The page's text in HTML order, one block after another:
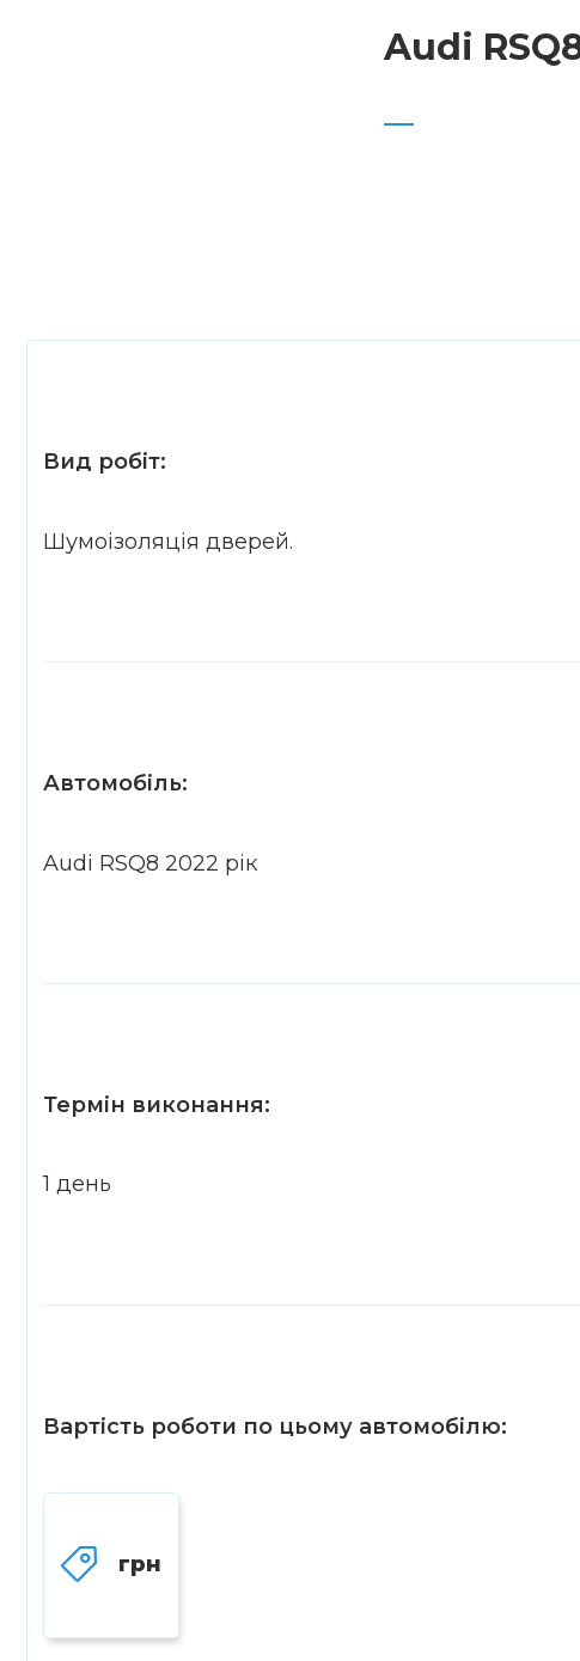
Audi
Вид робіт:
Шумоізоляція дверей.
Автомобіль:
Audi RSQ8 2022 рік
Термін виконання:
1 день
Вартість роботи по цьому автомобілю:
грн